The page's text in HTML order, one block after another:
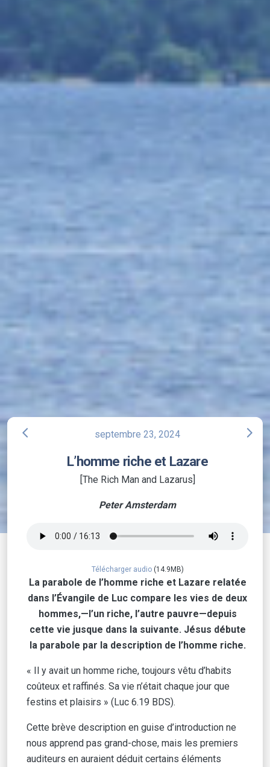
arrow_back_ios septembre 23, 2024 arrow_forward_ios
L’homme riche et Lazare
[The Rich Man and Lazarus]
Peter Amsterdam
Télécharger audio(14.9MB)
La parabole de l’homme riche et Lazare relatée
dans l’Évangile de Luc compare les vies de deux
hommes,—l’un riche, l’autre pauvre—depuis
cette vie jusque dans la suivante. Jésus débute
la parabole par la description de l’homme riche.
« Il y avait un homme riche, toujours vêtu d’habits
coûteux et raffinés. Sa vie n’était chaque jour que
festins et plaisirs » (Luc 6.19 BDS).
Cette brève description en guise d’introduction ne
nous apprend pas grand-chose, mais les premiers
auditeurs en auraient déduit certains éléments